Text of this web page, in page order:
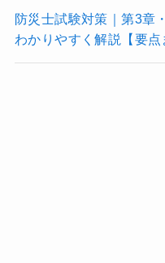
防災士試験対策｜第3章
わかりやすく解説【要点